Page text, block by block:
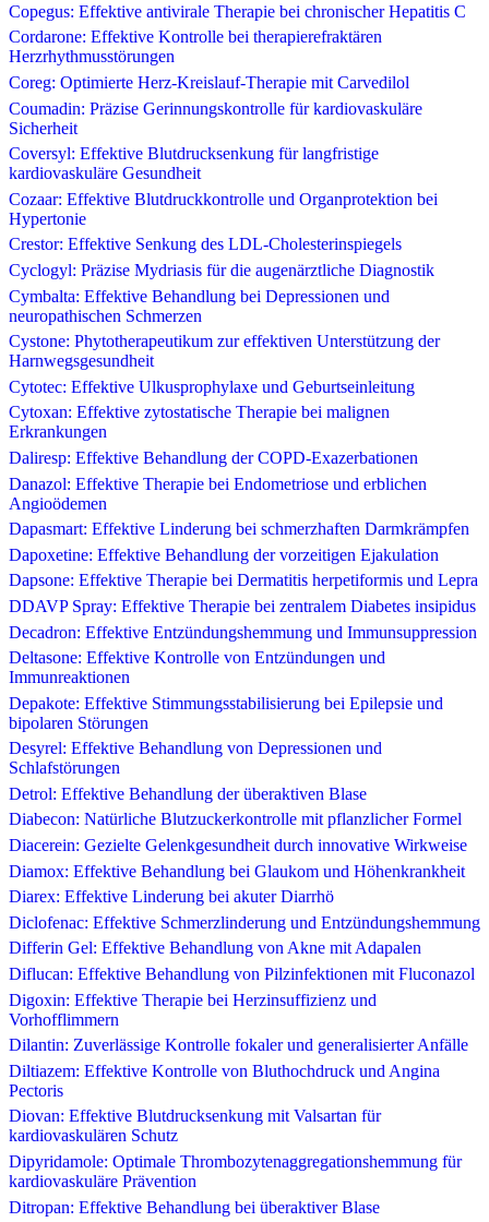
Copegus: Effektive antivirale Therapie bei chronischer Hepatitis C
Cordarone: Effektive Kontrolle bei therapierefraktären
Herzrhythmusstörungen
Coreg: Optimierte Herz-Kreislauf-Therapie mit Carvedilol
Coumadin: Präzise Gerinnungskontrolle für kardiovaskuläre
Sicherheit
Coversyl: Effektive Blutdrucksenkung für langfristige
kardiovaskuläre Gesundheit
Cozaar: Effektive Blutdruckkontrolle und Organprotektion bei
Hypertonie
Crestor: Effektive Senkung des LDL-Cholesterinspiegels
Cyclogyl: Präzise Mydriasis für die augenärztliche Diagnostik
Cymbalta: Effektive Behandlung bei Depressionen und
neuropathischen Schmerzen
Cystone: Phytotherapeutikum zur effektiven Unterstützung der
Harnwegsgesundheit
Cytotec: Effektive Ulkusprophylaxe und Geburtseinleitung
Cytoxan: Effektive zytostatische Therapie bei malignen
Erkrankungen
Daliresp: Effektive Behandlung der COPD-Exazerbationen
Danazol: Effektive Therapie bei Endometriose und erblichen
Angioödemen
Dapasmart: Effektive Linderung bei schmerzhaften Darmkrämpfen
Dapoxetine: Effektive Behandlung der vorzeitigen Ejakulation
Dapsone: Effektive Therapie bei Dermatitis herpetiformis und Lepra
DDAVP Spray: Effektive Therapie bei zentralem Diabetes insipidus
Decadron: Effektive Entzündungshemmung und Immunsuppression
Deltasone: Effektive Kontrolle von Entzündungen und
Immunreaktionen
Depakote: Effektive Stimmungsstabilisierung bei Epilepsie und
bipolaren Störungen
Desyrel: Effektive Behandlung von Depressionen und
Schlafstörungen
Detrol: Effektive Behandlung der überaktiven Blase
Diabecon: Natürliche Blutzuckerkontrolle mit pflanzlicher Formel
Diacerein: Gezielte Gelenkgesundheit durch innovative Wirkweise
Diamox: Effektive Behandlung bei Glaukom und Höhenkrankheit
Diarex: Effektive Linderung bei akuter Diarrhö
Diclofenac: Effektive Schmerzlinderung und Entzündungshemmung
Differin Gel: Effektive Behandlung von Akne mit Adapalen
Diflucan: Effektive Behandlung von Pilzinfektionen mit Fluconazol
Digoxin: Effektive Therapie bei Herzinsuffizienz und
Vorhofflimmern
Dilantin: Zuverlässige Kontrolle fokaler und generalisierter Anfälle
Diltiazem: Effektive Kontrolle von Bluthochdruck und Angina
Pectoris
Diovan: Effektive Blutdrucksenkung mit Valsartan für
kardiovaskulären Schutz
Dipyridamole: Optimale Thrombozytenaggregationshemmung für
kardiovaskuläre Prävention
Ditropan: Effektive Behandlung bei überaktiver Blase